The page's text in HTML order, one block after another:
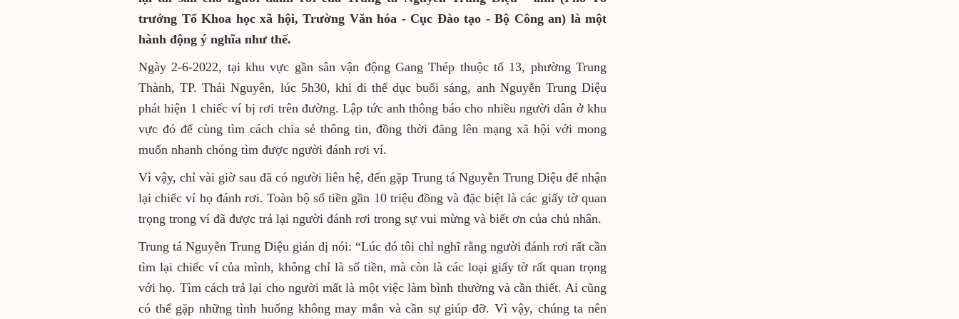
trưởng Tổ Khoa học xã hội, Trường Văn hóa - Cục Đào tạo - Bộ Công an) là một
hành động ý nghĩa như thế.
Ngày 2-6-2022, tại khu vực gần sân vận động Gang Thép thuộc tổ 13, phường Trung
Thành, TP. Thái Nguyên, lúc 5h30, khi đi thể dục buổi sáng, anh Nguyễn Trung Diệu
phát hiện 1 chiếc ví bị rơi trên đường. Lập tức anh thông báo cho nhiều người dân ở khu
vực đó để cùng tìm cách chia sẻ thông tin, đồng thời đăng lên mạng xã hội với mong
muốn nhanh chóng tìm được người đánh rơi ví.
Vì vậy, chỉ vài giờ sau đã có người liên hệ, đến gặp Trung tá Nguyễn Trung Diệu để nhận
lại chiếc ví họ đánh rơi. Toàn bộ số tiền gần 10 triệu đồng và đặc biệt là các giấy tờ quan
trọng trong ví đã được trả lại người đánh rơi trong sự vui mừng và biết ơn của chủ nhân.
Trung tá Nguyễn Trung Diệu giản dị nói: “Lúc đó tôi chỉ nghĩ rằng người đánh rơi rất cần
tìm lại chiếc ví của mình, không chỉ là số tiền, mà còn là các loại giấy tờ rất quan trọng
với họ. Tìm cách trả lại cho người mất là một việc làm bình thường và cần thiết. Ai cũng
có thể gặp những tình huống không may mắn và cần sự giúp đỡ. Vì vậy, chúng ta nên